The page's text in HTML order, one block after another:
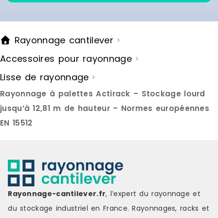
Rayonnage cantilever >
Accessoires pour rayonnage >
Lisse de rayonnage >
Rayonnage à palettes Actirack – Stockage lourd
jusqu’à 12,81 m de hauteur – Normes européennes
EN 15512
Rayonnage-cantilever.fr, l’expert du rayonnage et
du stockage industriel en France. Rayonnages, racks et